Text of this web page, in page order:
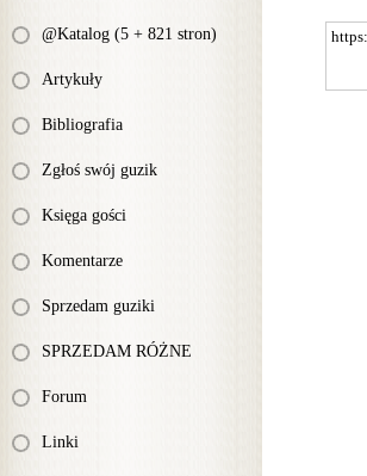
@Katalog (5 + 821 stron)
Artykuły
Bibliografia
Zgłoś swój guzik
Księga gości
Komentarze
Sprzedam guziki
SPRZEDAM RÓŻNE
Forum
Linki